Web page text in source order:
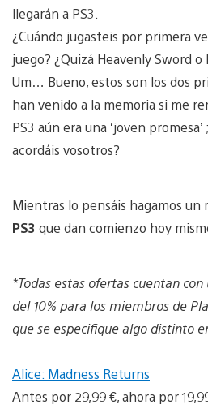
llegarán a PS3.
¿Cuándo jugasteis por primera
juego? ¿Quizá Heavenly Sword
Um… Bueno, estos son los dos
han venido a la memoria si me
PS3 aún era una ‘joven
acordáis vosotros?
Mientras lo pensáis hagamos un
PS3 que dan comienzo hoy
*Todas estas ofertas cuentan
del 10% para los miembros de
que se especifique algo distinto
Alice: Madness Returns
Antes por 29,99 €, ahora por